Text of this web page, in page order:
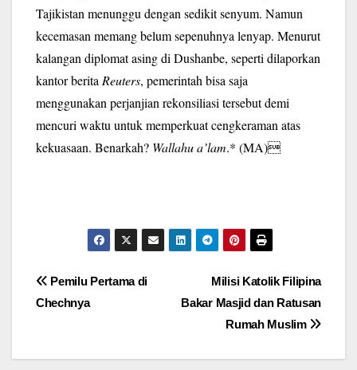
Tajikistan menunggu dengan sedikit senyum. Namun
kecemasan memang belum sepenuhnya lenyap. Menurut
kalangan diplomat asing di Dushanbe, seperti dilaporkan
kantor berita Reuters, pemerintah bisa saja
menggunakan perjanjian rekonsiliasi tersebut demi
mencuri waktu untuk memperkuat cengkeraman atas
kekuasaan. Benarkah? Wallahu a’lam.* (MA)
Post
navigation
Milisi Katolik Filipina
Bakar Masjid dan Ratusan
Rumah Muslim
Pemilu Pertama di
Chechnya